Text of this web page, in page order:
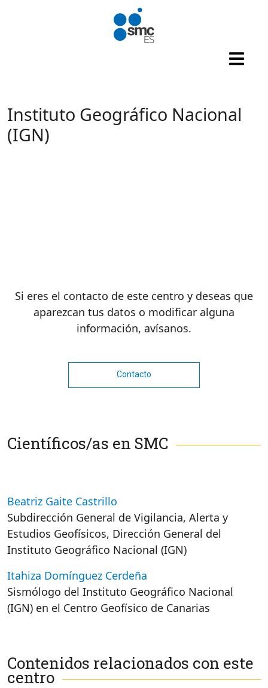
Pasar al contenido principal
Instituto Geográfico Nacional
(IGN)
Si eres el contacto de este centro y deseas que
aparezcan tus datos o modificar alguna
información, avísanos.
Contacto
Científicos/as en SMC
Beatriz Gaite Castrillo
Subdirección General de Vigilancia, Alerta y
Estudios Geofísicos, Dirección General del
Instituto Geográfico Nacional (IGN)
Itahiza Domínguez Cerdeña
Sismólogo del Instituto Geográfico Nacional
(IGN) en el Centro Geofísico de Canarias
Contenidos relacionados con este
centro